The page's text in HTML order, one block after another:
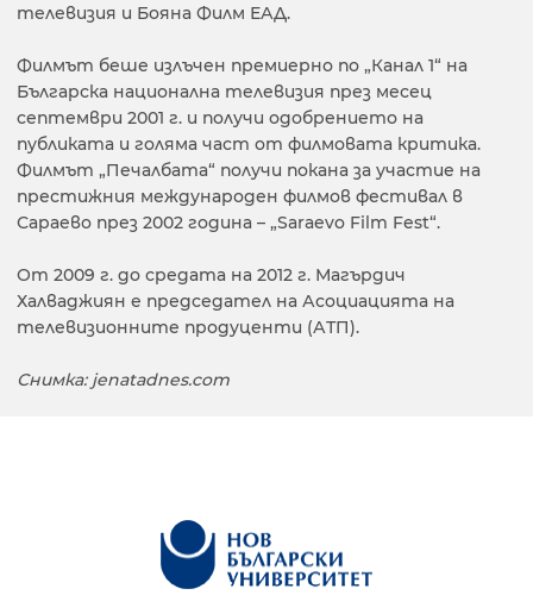
телевизия и Бояна Филм ЕАД.
Филмът беше излъчен премиерно по „Канал 1“ на
Българска национална телевизия през месец
септември 2001 г. и получи одобрението на
публиката и голяма част от филмовата критика.
Филмът „Печалбата“ получи покана за участие на
престижния международен филмов фестивал в
Сараево през 2002 година – „Saraevo Film Fest“.
От 2009 г. до средата на 2012 г. Магърдич
Халваджиян е председател на Асоциацията на
телевизионните продуценти (АТП).
Снимка: jenatadnes.com